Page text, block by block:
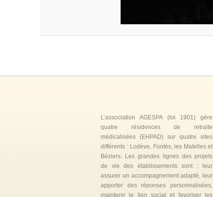
L’association AGESPA (loi 1901) gère
quatre résidences de retraite
médicalisées (EHPAD) sur quatre sites
différents : Lodève, Fontès, les Matelles et
Béziers. Les grandes lignes des projets
de vie des établissements sont : leur
assurer un accompagnement adapté, leur
apporter des réponses personnalisées,
maintenir le lien social et favoriser les